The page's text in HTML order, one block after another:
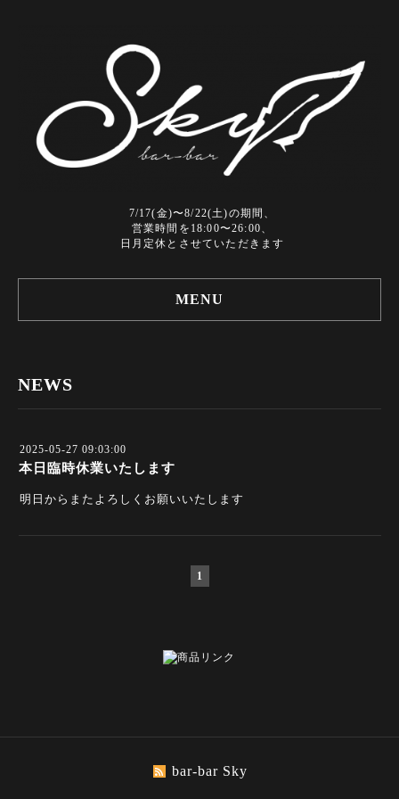
7/17(金)〜8/22(土)の期間、
営業時間を18:00〜26:00、
日月定休とさせていただきます
MENU
NEWS
2025-05-27 09:03:00
本日臨時休業いたします
明日からまたよろしくお願いいたします
1
bar-bar Sky